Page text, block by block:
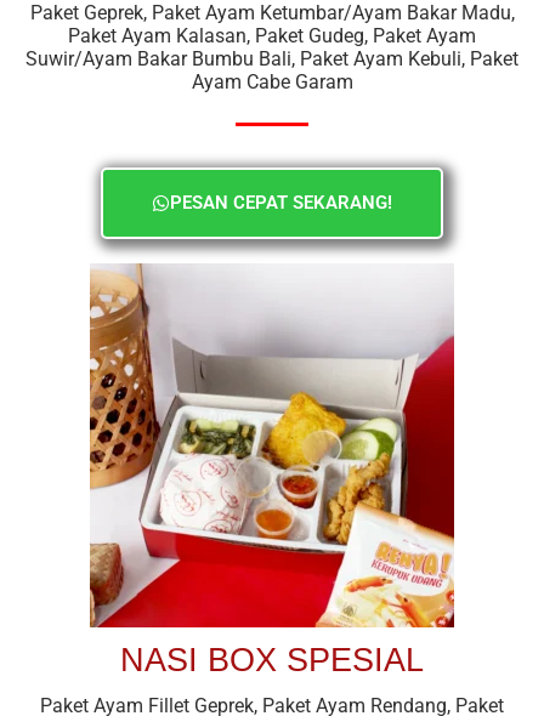
Paket Geprek, Paket Ayam Ketumbar/Ayam Bakar Madu,
Paket Ayam Kalasan, Paket Gudeg, Paket Ayam
Suwir/Ayam Bakar Bumbu Bali, Paket Ayam Kebuli, Paket
Ayam Cabe Garam
PESAN CEPAT SEKARANG!
NASI BOX SPESIAL
Paket Ayam Fillet Geprek, Paket Ayam Rendang, Paket